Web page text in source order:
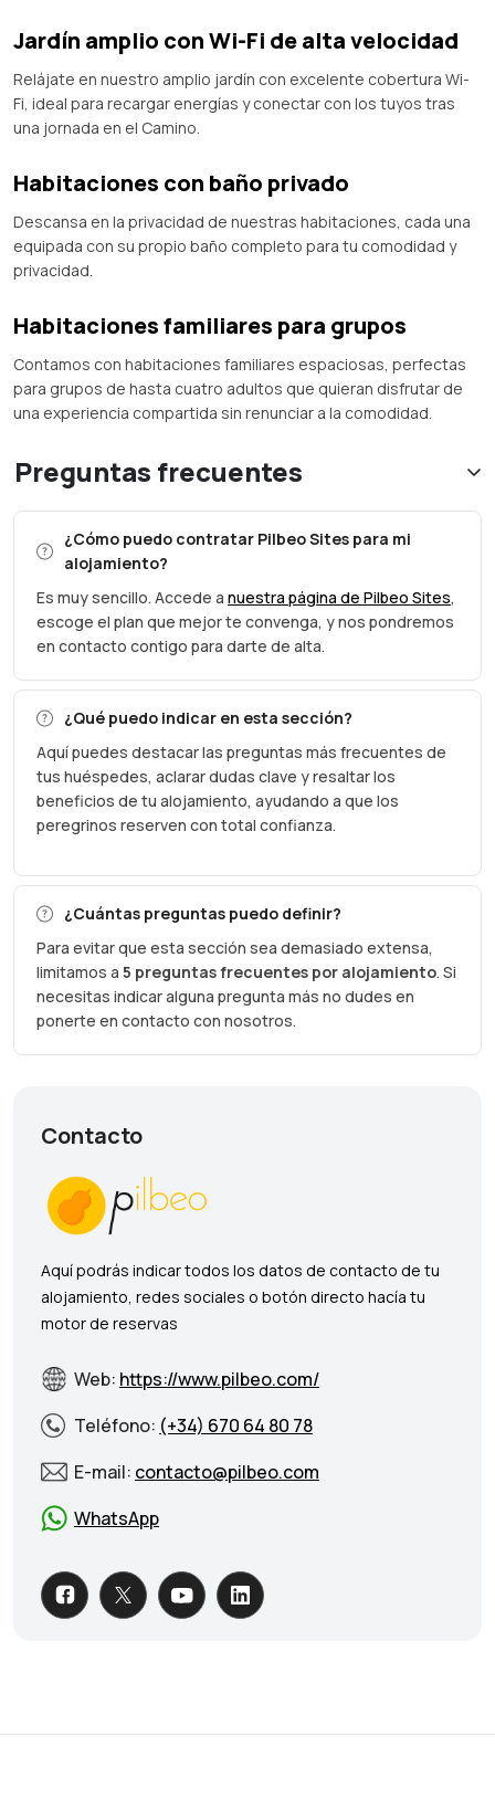
Jardín amplio con Wi-Fi de alta velocidad
Relájate en nuestro amplio jardín con excelente cobertura Wi-
Fi, ideal para recargar energías y conectar con los tuyos tras
una jornada en el Camino.
Habitaciones con baño privado
Descansa en la privacidad de nuestras habitaciones, cada una
equipada con su propio baño completo para tu comodidad y
privacidad.
Habitaciones familiares para grupos
Contamos con habitaciones familiares espaciosas, perfectas
para grupos de hasta cuatro adultos que quieran disfrutar de
una experiencia compartida sin renunciar a la comodidad.
Preguntas frecuentes
¿Cómo puedo contratar Pilbeo Sites para mi
alojamiento?
Es muy sencillo. Accede a nuestra página de Pilbeo Sites,
escoge el plan que mejor te convenga, y nos pondremos
en contacto contigo para darte de alta.
¿Qué puedo indicar en esta sección?
Aquí puedes destacar las preguntas más frecuentes de
tus huéspedes, aclarar dudas clave y resaltar los
beneficios de tu alojamiento, ayudando a que los
peregrinos reserven con total confianza.
¿Cuántas preguntas puedo definir?
Para evitar que esta sección sea demasiado extensa,
limitamos a 5 preguntas frecuentes por alojamiento. Si
necesitas indicar alguna pregunta más no dudes en
ponerte en contacto con nosotros.
Contacto
Aquí podrás indicar todos los datos de contacto de tu
alojamiento, redes sociales o botón directo hacía tu
motor de reservas
Web: https://www.pilbeo.com/
Teléfono: (+34) 670 64 80 78
E-mail: contacto@pilbeo.com
WhatsApp